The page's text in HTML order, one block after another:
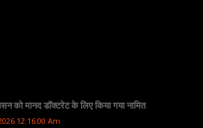
को मानद डॉक्टरेट के लिए किया गया नामित
12:16:00 Am